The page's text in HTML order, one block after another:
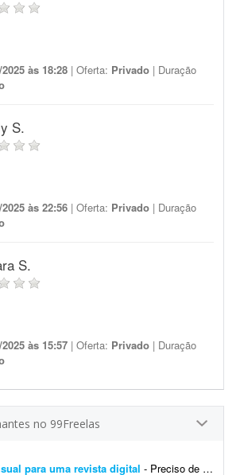
às 18:28 | Oferta: Privado | Duração
S.
às 22:56 | Oferta: Privado | Duração
S.
às 15:57 | Oferta: Privado | Duração
no 99Freelas
para uma revista digital - Preciso de uma identidade visual para uma revista digital. Logo, destaques, materiais de apoio, como caneca, camisa, todo branding.